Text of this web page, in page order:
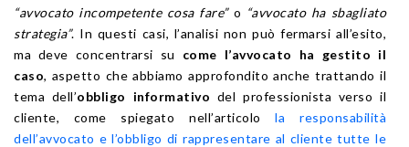
“avvocato incompetente cosa fare”o “avvocato ha sbagliato
strategia”. In questi casi, l’analisi non può fermarsi all’esito,
ma deve concentrarsi su come l’avvocato ha gestito il
caso, aspetto che abbiamo approfondito anche trattando il
tema dell’obbligo informativo del professionista verso il
cliente, come spiegato nell’articolola responsabilità
dell’avvocato e l’obbligo di rappresentare al cliente tutte le